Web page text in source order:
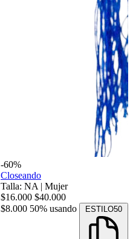
-60%
Closeando
Talla: NA | Mujer
$16.000 $40.000
$8.000 50% usando ESTILO50